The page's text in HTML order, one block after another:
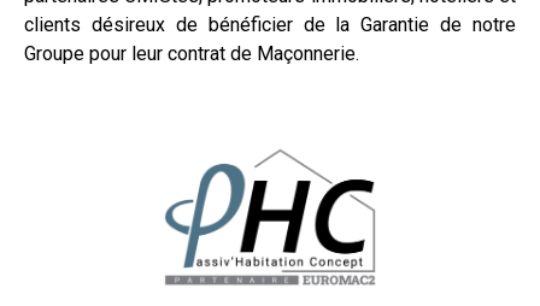
clients désireux de bénéficier de la Garantie de notre
Groupe pour leur contrat de Maçonnerie.